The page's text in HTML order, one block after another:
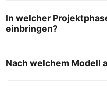
In welcher
einbringen?
Nach welchem Modell